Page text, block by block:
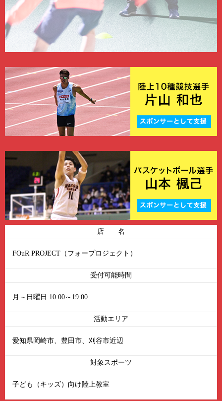
店 名
FOuR PROJECT（フォープロジェクト）
受付可能時間
月～日曜日 10:00～19:00
活動エリア
愛知県岡崎市、豊田市、刈谷市近辺
対象スポーツ
子ども（キッズ）向け陸上教室